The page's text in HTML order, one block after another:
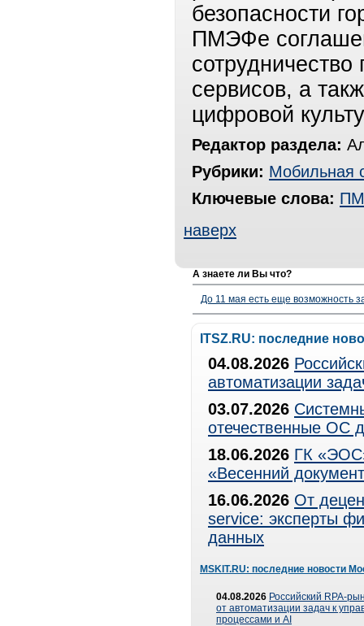
безопасности
ПМЭФе
сервисов, а
цифровой
Редактор раздела:
Рубрики: Мобильная
Ключевые слова:
наверх
А знаете ли Вы что?
До 11 мая есть еще возможность
ITSZ.RU: последние
04.08.2026
автоматизации
03.07.2026
отечественные ОС
18.06.2026 ГК
«Весенний
16.06.2026 От
service: эксперты
данных
MSKIT.RU: последние новости
04.08.2026 Российский RPA-
от автоматизации задач к
процессами и AI